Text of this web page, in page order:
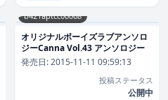
b421aptcc00068
オリジナルボーイズラブアンソロ
ジーCanna Vol.43 アンソロジー
発売日:2015-11-11 09:59:13
投稿ステータス
公開中